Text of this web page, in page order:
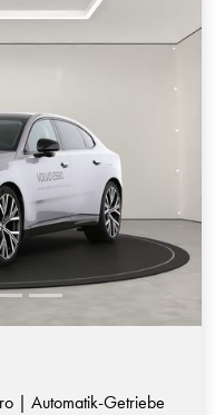
| Automatik-Getriebe